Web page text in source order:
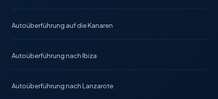
Autoüberführung auf die Kanaren
Autoüberführung nach Ibiza
Autoüberführung nach Lanzarote